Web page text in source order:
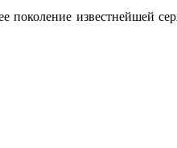
поколение известнейшей